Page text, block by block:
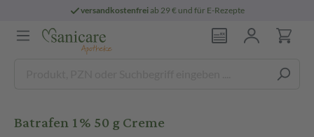
versandkostenfreiab 29 € und für E-Rezepte
Batrafen 1% 50 g Creme